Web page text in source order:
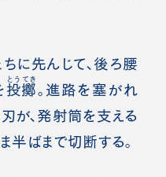
に先んじて、後ろ腰
投擲
とうてき
。進路を塞がれ
が、発射筒を支える
半ばまで切断する。